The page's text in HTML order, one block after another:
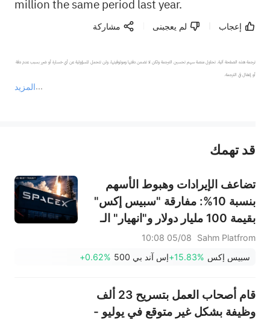
million the same period last year.
إعجاب لم يعجبنى مشاركة
المزيد
ترجمة هذه الصفحة آلية. تحاول منصة سهم تحسين الترجمة ولكن لا تضمن دقتها وموثوقيتها، ولن تتحمل المسؤولية عن أي خسارة أو ضرر بسبب عدم دقة
أو إغفال في الترجمة.
عند الضرورة، يرجى استشارة مستشار استثمار محترف. لا تقدم منصة سهم أي مشورة استثمارية، ولا تقدم أي التزامات أو ضمانات.
قد تهمك
تضاعف الإيرادات وهبوط الأسهم
بنسبة 10%: مفارقة "سبيس إكس"
بقيمة 100 مليار دولار و"انهيار" الـ
912 مليون سهم... ما هي الخطوة
التالية في التداول؟
Sahm Platfrom
05/08 10:08
سبيس إكس +15.83%إس آند بي 500 +0.62%
قام أصحاب العمل بتسريح 23 ألف
وظيفة بشكل غير متوقع في يوليو -